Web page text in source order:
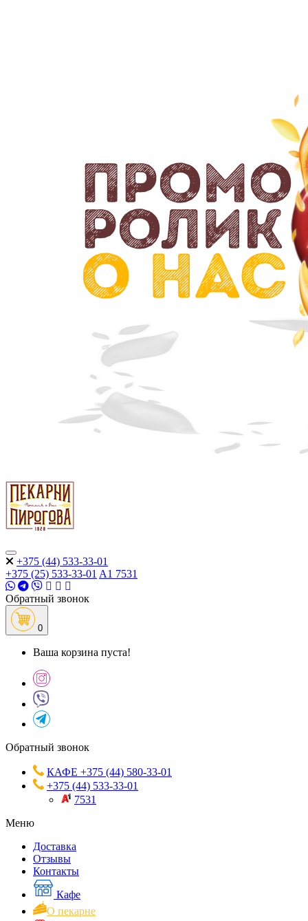
+375 (44) 533-33-01
+375 (25) 533-33-01 A1 7531
Обратный звонок
0
Ваша корзина пуста!
Обратный звонок
КАФЕ +375 (44) 580-33-01
+375 (44) 533-33-01
7531
Меню
Доставка
Отзывы
Контакты
Кафе
О пекарне